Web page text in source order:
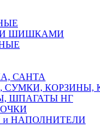
И ШИШКАМИ
САНТА
СУМКИ,
ШПАГАТЫ НГ
НАПОЛНИТЕЛИ